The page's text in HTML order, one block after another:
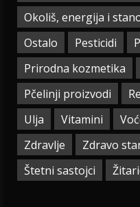
Okoliš, energija i
Ostalo
Pesticidi
Prirodna kozmetika
Pčelinji proizvodi
Ulja
Vitamini
Zdravlje
Zdravo
Štetni sastojci